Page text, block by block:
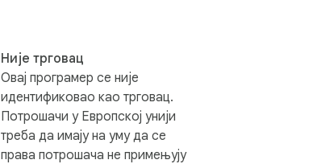
Није трговац
Овај програмер се није
идентификовао као трговац.
Потрошачи у Европској унији
треба да имају на уму да се
права потрошача не примењују